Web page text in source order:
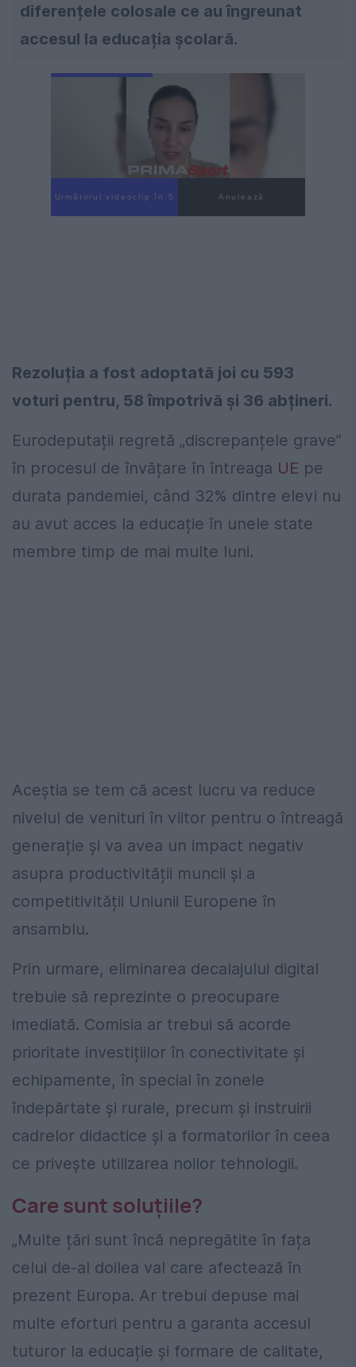
diferențele colosale ce au îngreunat
accesul la educația școlară.
Următorul videoclip în 3 Anulează
Rezoluția a fost adoptată joi cu 593
voturi pentru, 58 împotrivă și 36 abțineri.
Eurodeputații regretă „discrepanțele grave”
în procesul de învățare în întreaga UE pe
durata pandemiei, când 32% dintre elevi nu
au avut acces la educație în unele state
membre timp de mai multe luni.
Aceștia se tem că acest lucru va reduce
nivelul de venituri în viitor pentru o întreagă
generație și va avea un impact negativ
asupra productivității muncii și a
competitivității Uniunii Europene în
ansamblu.
Prin urmare, eliminarea decalajului digital
trebuie să reprezinte o preocupare
imediată. Comisia ar trebui să acorde
prioritate investițiilor în conectivitate și
echipamente, în special în zonele
îndepărtate și rurale, precum și instruirii
cadrelor didactice și a formatorilor în ceea
ce privește utilizarea noilor tehnologii.
Care sunt soluțiile?
„Multe țări sunt încă nepregătite în fața
celui de-al doilea val care afectează în
prezent Europa. Ar trebui depuse mai
multe eforturi pentru a garanta accesul
tuturor la educație și formare de calitate,